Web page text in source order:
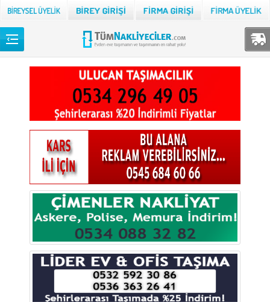
TÜM NAKLİYECİLER
Adıyaman
Ağrı
Ankara Antalya
Ardahan Artvin
Balıkesir
Batman
Bayburt Bilecik
Bitlis
Burdur
Back